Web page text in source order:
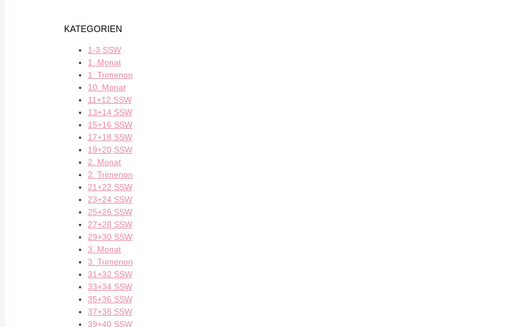
KATEGORIEN
1-3 SSW
1. Monat
1. Trimenon
10. Monat
11+12 SSW
13+14 SSW
15+16 SSW
17+18 SSW
19+20 SSW
2. Monat
2. Trimenon
21+22 SSW
23+24 SSW
25+26 SSW
27+28 SSW
29+30 SSW
3. Monat
3. Trimenon
31+32 SSW
33+34 SSW
35+36 SSW
37+38 SSW
39+40 SSW